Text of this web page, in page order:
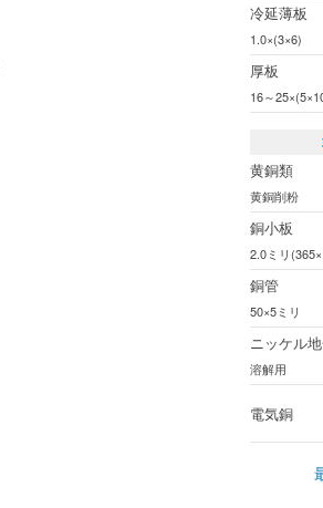
冷延薄板
1.0×(3×6)
厚板
16～
黄銅類
黄銅削粉
銅小板
2.0ミリ
銅管
50×5ミリ
ニッケル
溶解用
電気銅